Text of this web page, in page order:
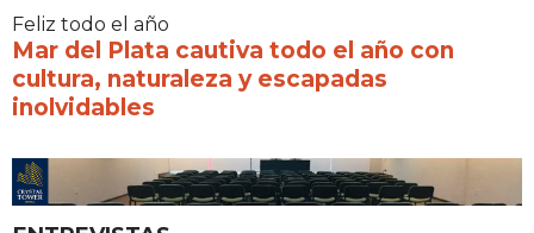
Feliz todo el año
Mar del Plata cautiva todo el año con
cultura, naturaleza y escapadas
inolvidables